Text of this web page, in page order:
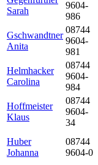
Sarah
9604-
986
Gschwandtner
Anita
08744
9604-
981
Helmhacker
Carolina
08744
9604-
984
Hoffmeister
Klaus
08744
9604-
34
Huber
Johanna
08744
9604-0